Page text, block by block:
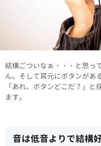
結構ごついなぁ・・・と思っ
ん。そして耳元にボタンがあ
「あれ、ボタンどこだ？」
ます。
音は低音よりで結構